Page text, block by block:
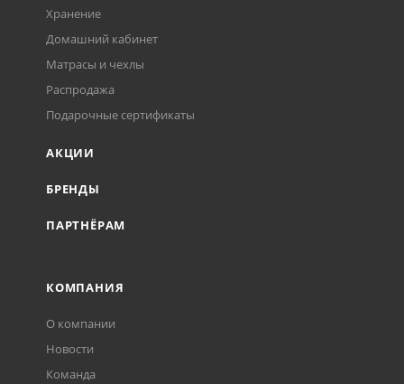
Хранение
Домашний кабинет
Матрасы и чехлы
Распродажа
Подарочные сертификаты
АКЦИИ
БРЕНДЫ
ПАРТНЁРАМ
КОМПАНИЯ
О компании
Новости
Команда